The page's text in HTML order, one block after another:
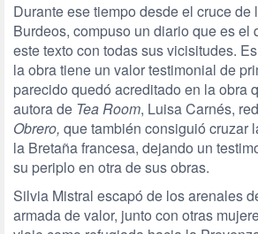
Durante ese tiempo desde el cruce de
Burdeos, compuso un diario que es el
este texto con todas sus vicisitudes.
la obra tiene un valor testimonial de
parecido quedó acreditado en la obra
autora de Tea Room, Luisa Carnés,
Obrero, que también consiguió cruzar
la Bretaña francesa, dejando un
su periplo en otra de sus obras.
Silvia Mistral escapó de los arenales
armada de valor, junto con otras